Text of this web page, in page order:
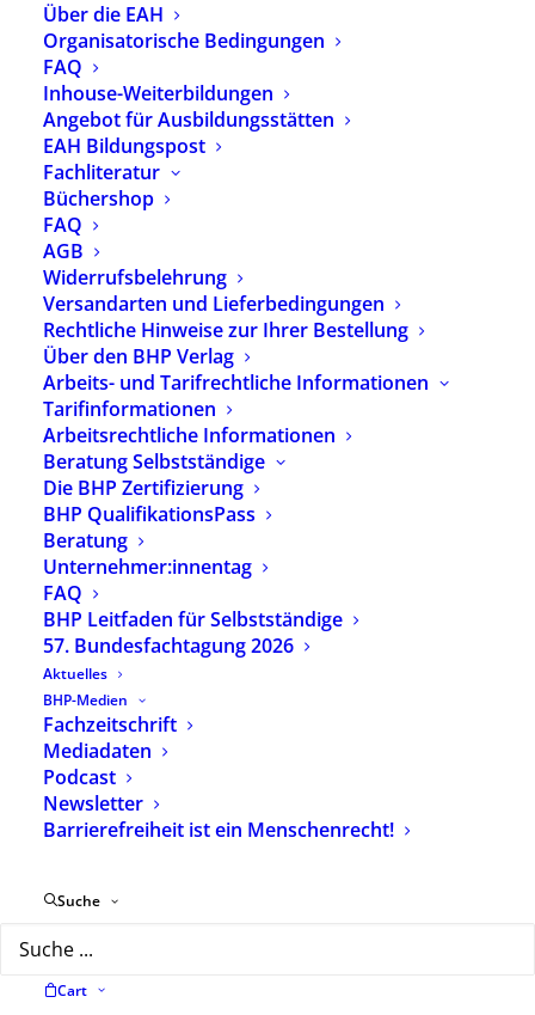
Über die EAH
Organisatorische Bedingungen
FAQ
Inhouse-Weiterbildungen
Angebot für Ausbildungsstätten
EAH Bildungspost
Fachliteratur
Büchershop
FAQ
AGB
Widerrufsbelehrung
Versandarten und Lieferbedingungen
Rechtliche Hinweise zur Ihrer Bestellung
Über den BHP Verlag
Arbeits- und Tarifrechtliche Informationen
Tarifinformationen
Arbeitsrechtliche Informationen
Beratung Selbstständige
Die BHP Zertifizierung
BHP QualifikationsPass
Beratung
Unternehmer:innentag
FAQ
BHP Leitfaden für Selbstständige
57. Bundesfachtagung 2026
Aktuelles
BHP-Medien
Fachzeitschrift
Mediadaten
Podcast
Newsletter
Barrierefreiheit ist ein Menschenrecht!
Suche
Cart
BHP Positionspapiere
| P.07
1,00€
inkl. 7 % MwSt.
Heilpädagoginnen und Heilpädagogen in
Sie können das Positionspapier auch
Webseite des BHP herunterladen.
Vorrätig
Artikelnummer
2555
Kategorien
Profession
Schlagwörter
Arbeitsbereiche,
Handlungsfelder
Beschreibung
Die Positionspapiere des BHP dienen der
Einsatzfeldes von Heilpädagoginnen und
bestehend aus 7 Papieren, beschäftigt sich mit den